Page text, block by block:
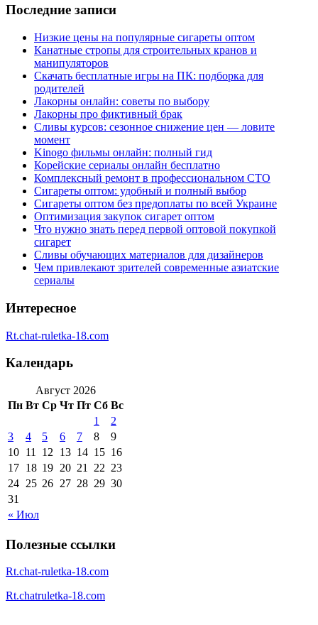
Последние записи
Низкие цены на популярные сигареты оптом
Канатные стропы для строительных кранов и
манипуляторов
Скачать бесплатные игры на ПК: подборка для
родителей
Лакорны онлайн: советы по выбору
Лакорны про фиктивный брак
Сливы курсов: сезонное снижение цен — ловите
момент
Kinogo фильмы онлайн: полный гид
Корейские сериалы онлайн бесплатно
Комплексный ремонт в профессиональном СТО
Сигареты оптом: удобный и полный выбор
Сигареты оптом без предоплаты по всей Украине
Оптимизация закупок сигарет оптом
Что нужно знать перед первой оптовой покупкой
сигарет
Сливы обучающих материалов для дизайнеров
Чем привлекают зрителей современные азиатские
сериалы
Интересное
Rt.chat-ruletka-18.com
Календарь
Август 2026
Пн Вт Ср Чт Пт Сб Вс
« Июл
1
2
3
4 5 6 7 8
9
10 11 12 13 14 15 16
17 18 19 20 21 22 23
24 25 26 27 28 29 30
31
Полезные ссылки
Rt.chat-ruletka-18.com
Rt.chatruletka-18.com